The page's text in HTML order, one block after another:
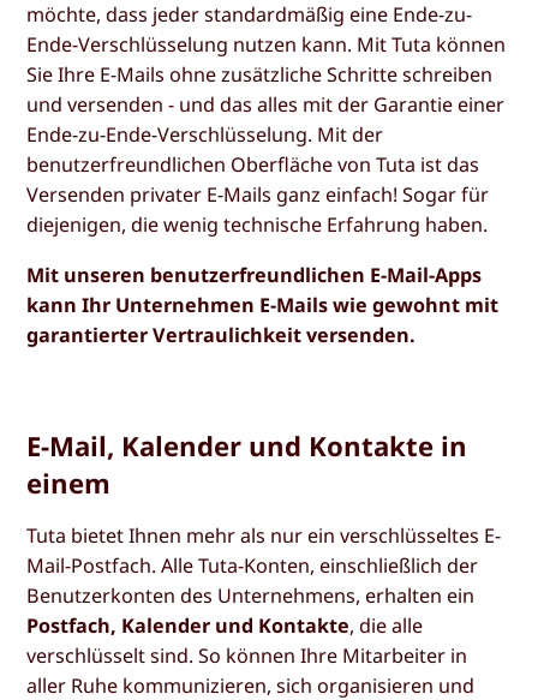
möchte, dass jeder standardmäßig eine Ende-zu-
Ende-Verschlüsselung nutzen kann. Mit Tuta können
Sie Ihre E-Mails ohne zusätzliche Schritte schreiben
und versenden - und das alles mit der Garantie einer
Ende-zu-Ende-Verschlüsselung. Mit der
benutzerfreundlichen Oberfläche von Tuta ist das
Versenden privater E-Mails ganz einfach! Sogar für
diejenigen, die wenig technische Erfahrung haben.
Mit unseren benutzerfreundlichen E-Mail-Apps
kann Ihr Unternehmen E-Mails wie gewohnt mit
garantierter Vertraulichkeit versenden.
E-Mail, Kalender und Kontakte in
einem
Tuta bietet Ihnen mehr als nur ein verschlüsseltes E-
Mail-Postfach. Alle Tuta-Konten, einschließlich der
Benutzerkonten des Unternehmens, erhalten ein
Postfach, Kalender und Kontakte, die alle
verschlüsselt sind. So können Ihre Mitarbeiter in
aller Ruhe kommunizieren, sich organisieren und